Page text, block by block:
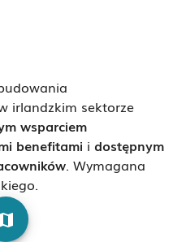
irlandzkim sektorze
wsparciem
benefitami i dostępnym
. Wymagana